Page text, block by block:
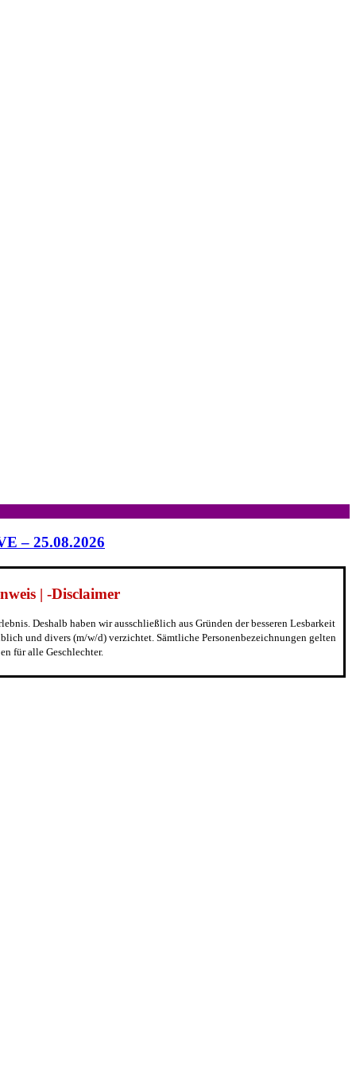
– 25.08.2026
| -Disclaimer
Deshalb haben wir ausschließlich aus Gründen der besseren Lesbarkeit
und divers (m/w/d) verzichtet. Sämtliche Personenbezeichnungen gelten
für alle Geschlechter.